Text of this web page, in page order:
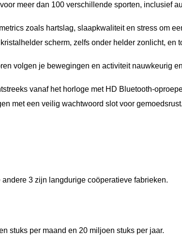
meer dan 100 verschillende sporten, inclusief
zoals hartslag, slaapkwaliteit en stress om
scherm, zelfs onder helder zonlicht, en
volgen je bewegingen en activiteit nauwkeurig
vanaf het horloge met HD Bluetooth-
met een veilig wachtwoord slot voor gemoedsrust.
3 zijn langdurige coöperatieve fabrieken.
stuks per maand en 20 miljoen stuks per jaar.